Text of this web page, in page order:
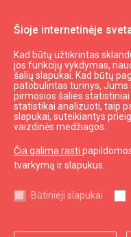
Šioje internetinėje
Kad būtų užtikrintas
jos funkcijų vykdymas,
šalių slapukai. Kad būtų
patobulintas turinys, Jums
pirmosios šalies
statistikai analizuoti, taip
slapukai, suteikiantys
vaizdinės medžiagos.
Čia galima rasti
tvarkymą ir slapukus.
Būtinieji slapukai
Daryti ir matyti Karuosta
Šiaurinis molas